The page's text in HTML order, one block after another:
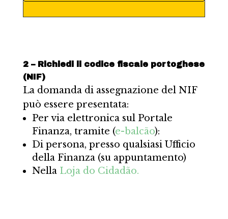
2 – Richiedi il codice fiscale portoghese
(NIF)
La domanda di assegnazione del NIF
può essere presentata:
Per via elettronica sul Portale
Finanza, tramite (e-balcão):
Di persona, presso qualsiasi Ufficio
della Finanza (su appuntamento)
Nella Loja do Cidadão.